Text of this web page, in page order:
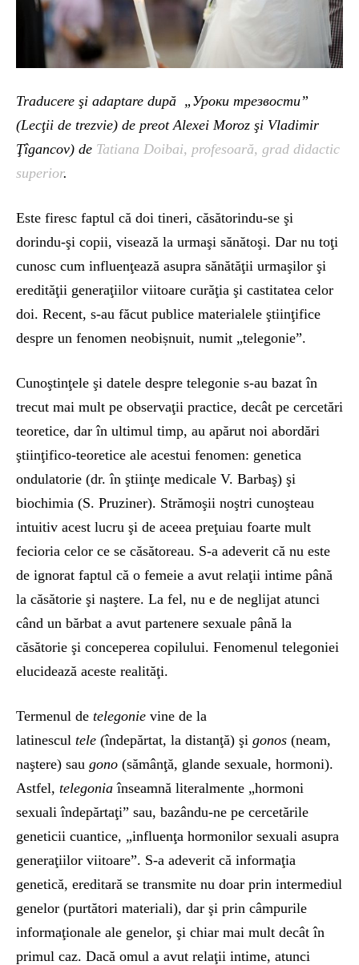
Traducere şi adaptare după „Уроки трезвости”
(Lecţii de trezvie) de preot Alexei Moroz şi Vladimir
Ţîgancov) de Tatiana Doibai, profesoară, grad didactic
superior.
Este firesc faptul că doi tineri, căsătorindu-se şi
dorindu-şi copii, visează la urmaşi sănătoşi. Dar nu toţi
cunosc cum influenţează asupra sănătăţii urmaşilor şi
eredităţii generaţiilor viitoare curăţia şi castitatea celor
doi. Recent, s-au făcut publice materialele ştiinţifice
despre un fenomen neobișnuit, numit „telegonie”.
Cunoştinţele şi datele despre telegonie s-au bazat în
trecut mai mult pe observaţii practice, decât pe cercetări
teoretice, dar în ultimul timp, au apărut noi abordări
ştiinţifico-teoretice ale acestui fenomen: genetica
ondulatorie (dr. în ştiinţe medicale V. Barbaş) şi
biochimia (S. Pruziner). Strămoşii noştri cunoşteau
intuitiv acest lucru şi de aceea preţuiau foarte mult
fecioria celor ce se căsătoreau. S-a adeverit că nu este
de ignorat faptul că o femeie a avut relaţii intime până
la căsătorie şi naştere. La fel, nu e de neglijat atunci
când un bărbat a avut partenere sexuale până la
căsătorie şi conceperea copilului. Fenomenul telegoniei
elucidează aceste realităţi.
Termenul de telegonie vine de la
latinescul tele (îndepărtat, la distanţă) şi gonos (neam,
naştere) sau gono (sămânţă, glande sexuale, hormoni).
Astfel, telegoniaînseamnă literalmente „hormoni
sexuali îndepărtaţi” sau, bazându-ne pe cercetările
geneticii cuantice, „influenţa hormonilor sexuali asupra
generaţiilor viitoare”. S-a adeverit că informaţia
genetică, ereditară se transmite nu doar prin intermediul
genelor (purtători materiali), dar şi prin câmpurile
informaţionale ale genelor, şi chiar mai mult decât în
primul caz. Dacă omul a avut relaţii intime, atunci